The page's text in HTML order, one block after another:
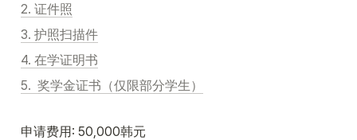
2. 证件照
3. 护照扫描件
4. 在学证明书
5.  奖学金证书（仅限部分学生）
申请费用: 50,000韩元